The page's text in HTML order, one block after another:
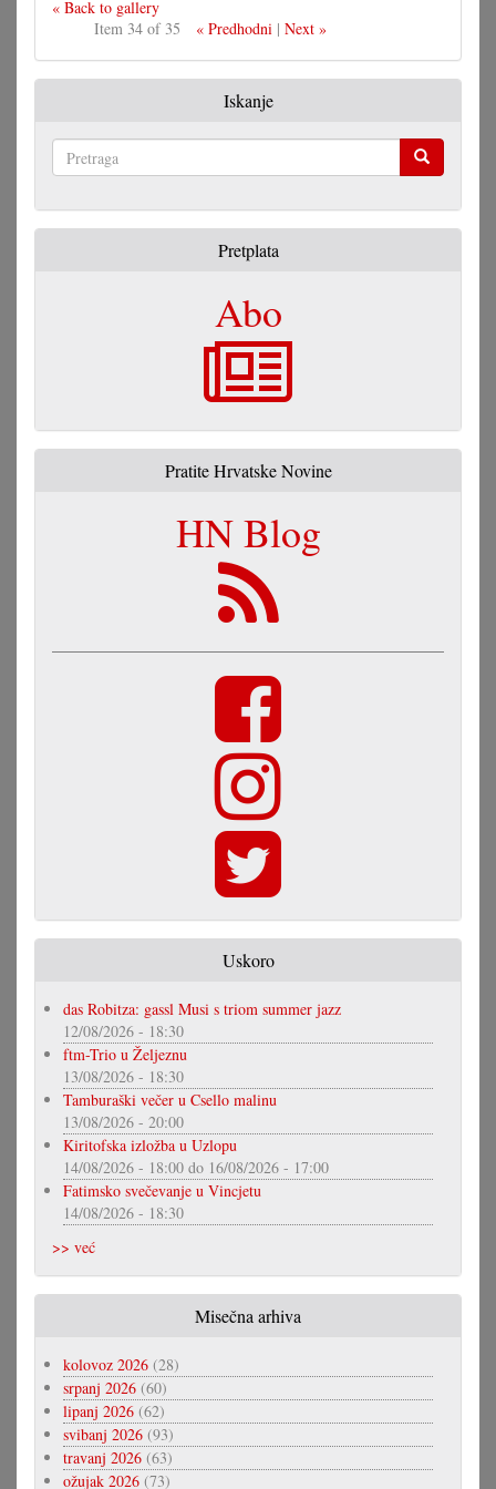
« Back to gallery
Item 34 of 35
« Predhodni| Next »
Iskanje
Pretplata
Abo
Pratite Hrvatske Novine
HN Blog
Uskoro
das Robitza: gassl Musi s triom summer jazz
12/08/2026 - 18:30
ftm-Trio u Željeznu
13/08/2026 - 18:30
Tamburaški večer u Csello malinu
13/08/2026 - 20:00
Kiritofska izložba u Uzlopu
14/08/2026 - 18:00 do 16/08/2026 - 17:00
Fatimsko svečevanje u Vincjetu
14/08/2026 - 18:30
>> već
Misečna arhiva
kolovoz 2026 (28)
srpanj 2026 (60)
lipanj 2026 (62)
svibanj 2026 (93)
travanj 2026 (63)
ožujak 2026 (73)